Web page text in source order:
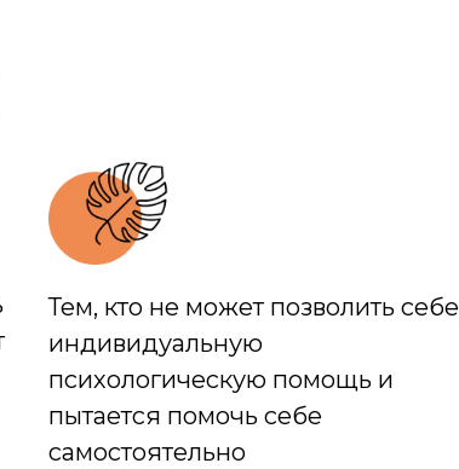
Тем, кто не может позволить себе
индивидуальную
психологическую помощь и
пытается помочь себе
самостоятельно